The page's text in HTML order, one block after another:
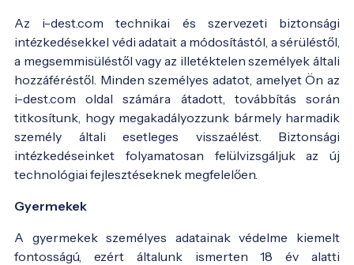
Az i-dest.com technikai és szervezeti biztonsági
intézkedésekkel védi adatait a módosítástól, a sérüléstől,
a megsemmisüléstől vagy az illetéktelen személyek általi
hozzáféréstől. Minden személyes adatot, amelyet Ön az
i-dest.com oldal számára átadott, továbbítás során
titkosítunk, hogy megakadályozzunk bármely harmadik
személy általi esetleges visszaélést. Biztonsági
intézkedéseinket folyamatosan felülvizsgáljuk az új
technológiai fejlesztéseknek megfelelően.
Gyermekek
A gyermekek személyes adatainak védelme kiemelt
fontosságú, ezért általunk ismerten 18 év alatti